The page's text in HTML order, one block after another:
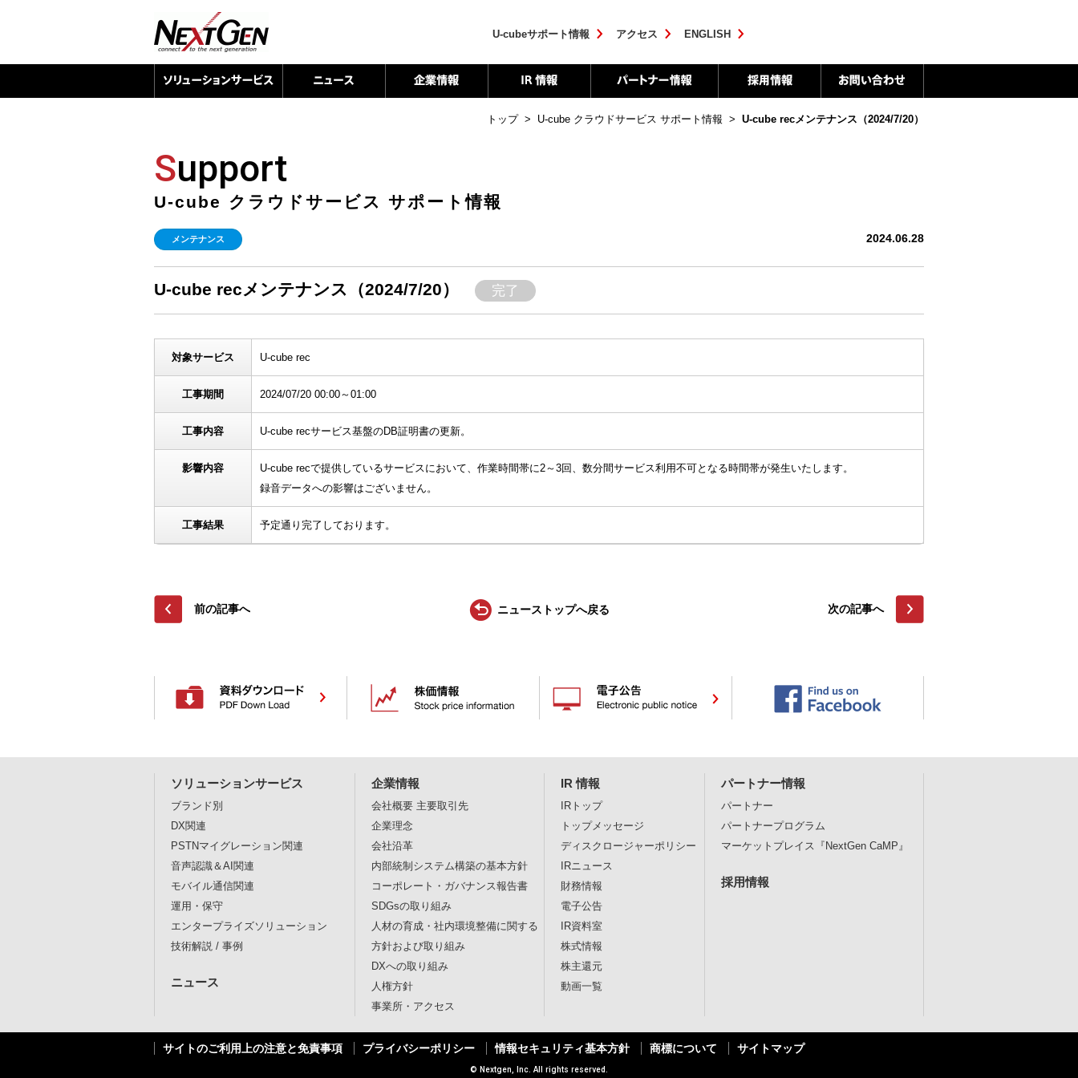
U-cubeサポート情報 アクセス ENGLISH
トップ > U-cube クラウドサービス サポート情報 > U-cube recメンテナンス（2024/7/20）
Support
U-cube クラウドサービス サポート情報
メンテナンス 2024.06.28
U-cube recメンテナンス（2024/7/20） 完了
対象サービス U-cube rec
工事期間 2024/07/20 00:00～01:00
工事内容 U-cube recサービス基盤のDB証明書の更新。
影響内容
U-cube recで提供しているサービスにおいて、作業時間帯に2～3回、数分間サービス利用不可となる時間帯が発生いたします。
録音データへの影響はございません。
工事結果 予定通り完了しております。
前の記事へ ニューストップへ戻る 次の記事へ
ソリューションサービス
ブランド別
DX関連
PSTNマイグレーション関連
音声認識＆AI関連
モバイル通信関連
運用・保守
エンタープライズソリューション
技術解説 / 事例
ニュース
企業情報
会社概要 主要取引先
企業理念
会社沿革
内部統制システム構築の基本方針
コーポレート・ガバナンス報告書
SDGsの取り組み
人材の育成・社内環境整備に関する
方針および取り組み
DXへの取り組み
人権方針
事業所・アクセス
IR 情報
IRトップ
トップメッセージ
ディスクロージャーポリシー
IRニュース
財務情報
電子公告
IR資料室
株式情報
株主還元
動画一覧
パートナー情報
パートナー
パートナープログラム
マーケットプレイス 『NextGen CaMP』
採用情報
サイトのご利用上の注意と免責事項 プライバシーポリシー 情報セキュリティ基本方針 商標について サイトマップ
© Nextgen, Inc. All rights reserved.